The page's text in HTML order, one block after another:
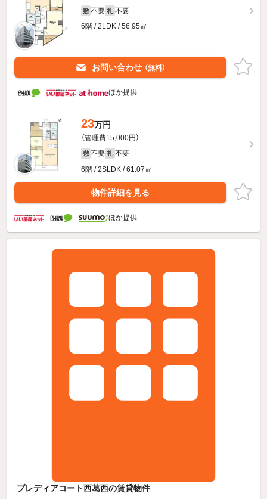
敷 不要 礼 不要
6階 / 2LDK / 56.95㎡
お問い合わせ （無料）
ほか提供
23万円
（管理費15,000円）
敷 不要 礼 不要
6階 / 2SLDK / 61.07㎡
物件詳細を見る
ほか提供
プレディアコート西葛西の賃貸物件